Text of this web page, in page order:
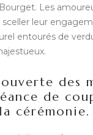
Les
sceller leur
entourés de
des
de
cérémonie.